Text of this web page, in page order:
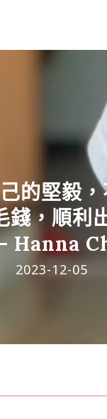
的堅毅
錢，順利
Hanna
2023-12-05